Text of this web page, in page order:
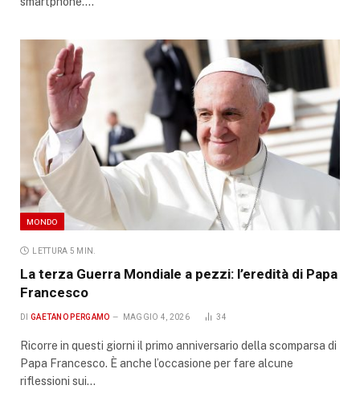
MONDO
LETTURA 5 MIN.
La terza Guerra Mondiale a pezzi: l’eredità di Papa
Francesco
DI GAETANO PERGAMO MAGGIO 4, 2026 34
Ricorre in questi giorni il primo anniversario della scomparsa di
Papa Francesco. È anche l’occasione per fare alcune
riflessioni sui…